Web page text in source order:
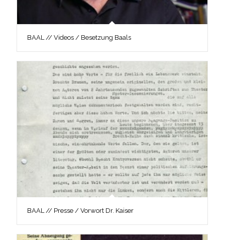
BAAL // Videos / Besetzung Baals
BAAL // Presse / Vorwort Dr. Kaiser